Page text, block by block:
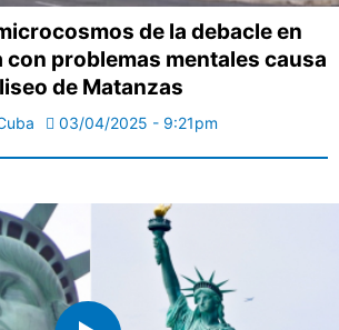
de la debacle en
con problemas mentales causa
de Matanzas
03/04/2025 - 9:21pm